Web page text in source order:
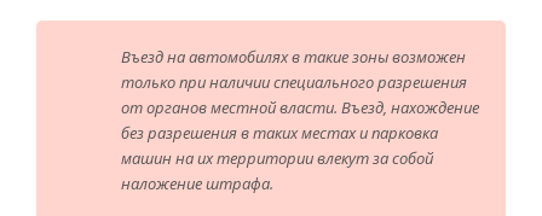
Въезд на автомобилях в такие зоны возможен
только при наличии специального разрешения
от органов местной власти. Въезд, нахождение
без разрешения в таких местах и парковка
машин на их территории влекут за собой
наложение штрафа.